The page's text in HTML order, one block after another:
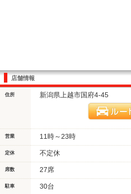
店舗情報
住所 新潟県上越市国府4-45
営業 11時～23時
定休 不定休
席数 27席
駐車 30台